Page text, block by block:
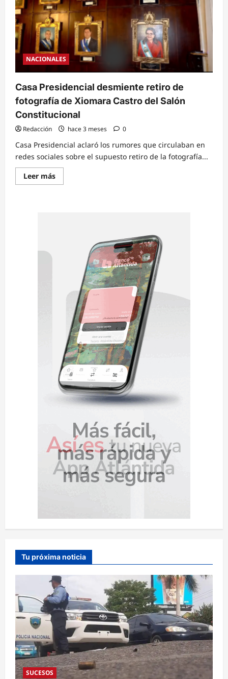
NACIONALES
Casa Presidencial desmiente retiro de
fotografía de Xiomara Castro del Salón
Constitucional
Redacción hace 3 meses 0
Casa Presidencial aclaró los rumores que circulaban en
redes sociales sobre el supuesto retiro de la fotografía...
Leer másRead
more
Constitucional
Tu próxima noticia
SUCESOS